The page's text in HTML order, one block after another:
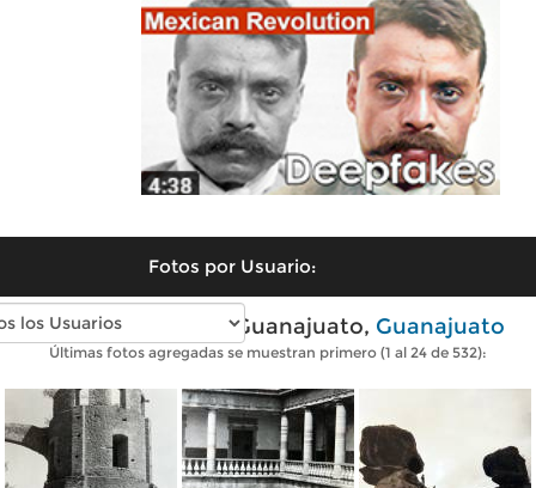
Fotos por Usuario:
Fotos antiguas de Guanajuato, Guanajuato
Últimas fotos agregadas se muestran primero (1 al 24 de 532):